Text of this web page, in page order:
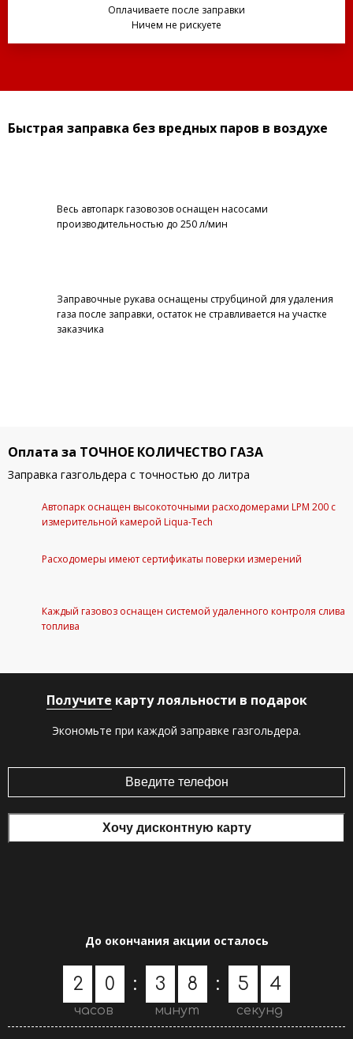
Оплачиваете после заправки
Ничем не рискуете
Быстрая заправка без вредных паров в воздухе
Весь автопарк газовозов оснащен насосами
производительностью до 250 л/мин
Заправочные рукава оснащены струбциной для удаления
газа после заправки, остаток не стравливается на участке
заказчика
Оплата за ТОЧНОЕ КОЛИЧЕСТВО ГАЗА
Заправка газгольдера с точностью до литра
Автопарк оснащен высокоточными расходомерами LPM 200 с
измерительной камерой Liqua-Tech
Расходомеры имеют сертификаты поверки измерений
Каждый газовоз оснащен системой удаленного контроля слива
топлива
Получите карту лояльности в подарок
Экономьте при каждой заправке газгольдера.
До окончания акции осталось
2 0
часов
: 3 8
минут
:
5
4
3
секунд